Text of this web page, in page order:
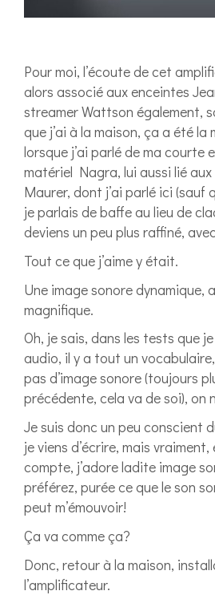
Pour moi, l’écoute de cet
alors associé aux enceintes
streamer Wattson également,
que j’ai à la maison, ça a été la
lorsque j’ai parlé de ma courte
matériel Nagra, lui aussi lié
Maurer, dont j’ai parlé ici (sauf
je parlais de baffe au lieu de
deviens un peu plus raffiné,
Tout ce que j’aime y était.
Une image sonore dynamique,
magnifique.
Oh, je sais, dans les tests que
audio, il y a tout un
pas d’image sonore (toujours
précédente, cela va de soi), on
Je suis donc un peu conscient
je viens d’écrire, mais
compte, j’adore ladite image
préférez, purée ce que le son
peut m’émouvoir!
Ça va comme ça?
Donc, retour à la maison,
l’amplificateur.